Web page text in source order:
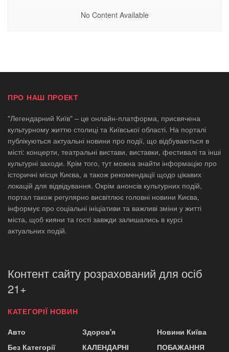
No Content Available
ПРО НАШ ПРОЕКТ
"Легендарний Київ" – це онлайн-платформа, присвячена
культурному життю столиці та Київської області. На порталі
публікуються актуальні новини про події, що відбуваються в
місті: концерти, театральні вистави, виставки, фестивалі та інші
культурні заходи. Крім того, тут можна знайти інформацію про
історичні місця Києва, а також рекомендації щодо цікавих
локацій для відвідування. Окрім анонсів культурних подій,
портал також регулярно висвітлює головні новини Києва,
інформує про соціальні ініціативи та важливі зміни у житті
міста, щоб кияни та гості завжди залишались в курсі
актуальних подій.
Контент сайту розрахований для осіб
21+
КАТЕГОРІЇ НОВИН
Авто
Без Категорії
Здоров'я
КАЛЕНДАРНІ
Новини Київа
ПОБАЖАННЯ